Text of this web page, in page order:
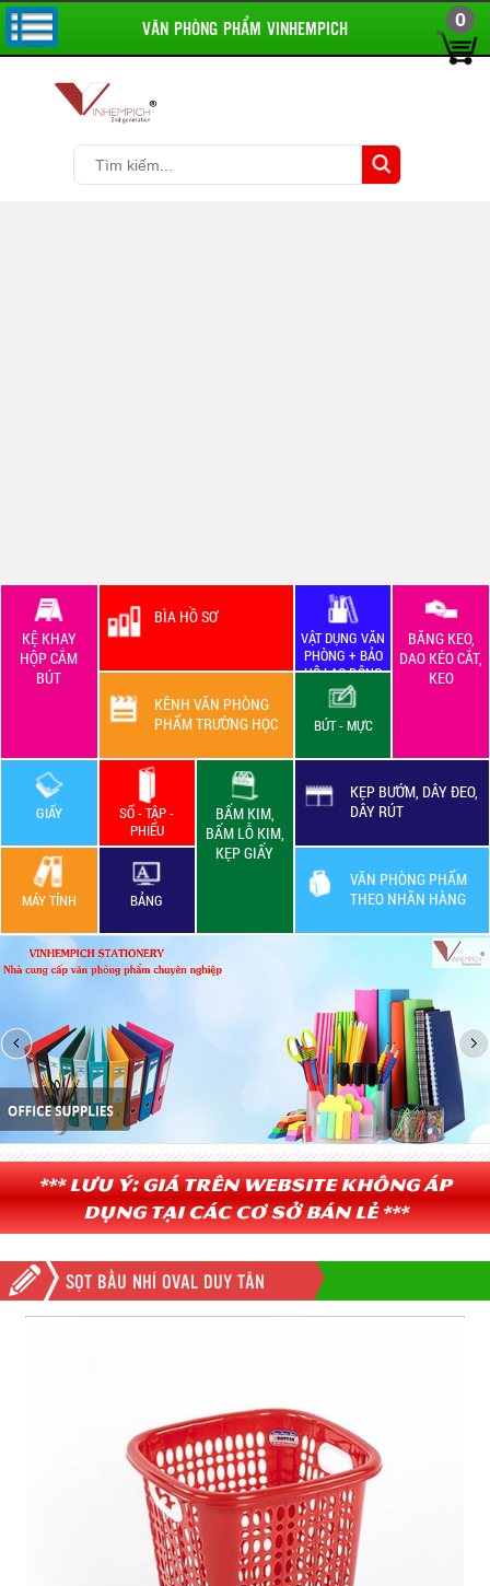
VĂN PHÒNG PHẨM VINHEMPICH
KỆ KHAY
HỘP CẮM
BÚT
BÌA HỒ SƠ
VẬT DỤNG VĂN
PHÒNG + BẢO
HỘ LAO ĐỘNG
BĂNG KEO,
DAO KÉO CẮT,
KEO
KÊNH VĂN PHÒNG
PHẨM TRƯỜNG HỌC
BÚT - MỰC
GIẤY
SỔ - TẬP -
PHIẾU
BẤM KIM,
BẤM LỖ KIM,
KẸP GIẤY
KẸP BƯỚM, DÂY ĐEO,
DÂY RÚT
VĂN PHÒNG PHẨM
THEO NHÃN HÀNG
MÁY TÍNH BẢNG
*** Lưu ý: Giá trên website không áp
dụng tại các cơ sở bán lẻ ***
SỌT BẦU NHÍ OVAL DUY TÂN
0